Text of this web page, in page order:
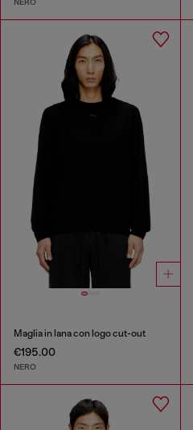
Maglia in lana con logo cut-out
€195.00
NERO